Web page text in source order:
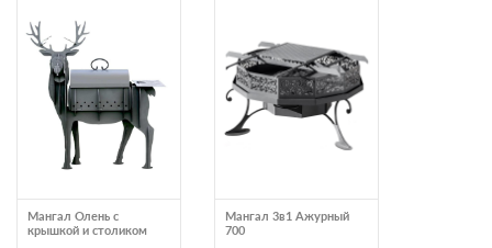
Мангал Олень c
крышкой и столиком
Мангал 3в1 Ажурный
700